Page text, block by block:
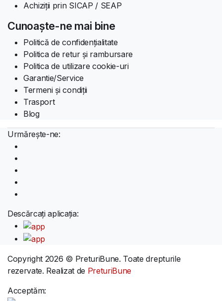
Achiziții prin SICAP / SEAP
Cunoaște-ne mai bine
Politică de confidențialitate
Politica de retur și rambursare
Politica de utilizare cookie-uri
Garantie/Service
Termeni și condiții
Trasport
Blog
Urmărește-ne:
Descărcați aplicația:
Copyright 2026 © PreturiBune. Toate drepturile
rezervate. Realizat de PreturiBune
Acceptăm: